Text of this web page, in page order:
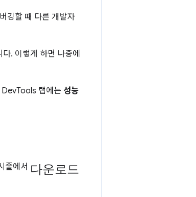
깅할 때 다른 개발자
. 이렇게 하면 나중에
탭에는 성능
줄에서 다운로드